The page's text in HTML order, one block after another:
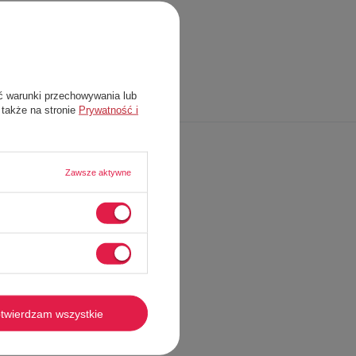
warunki przechowywania lub
na stronie Prywatność i
Zawsze aktywne
wszystkie